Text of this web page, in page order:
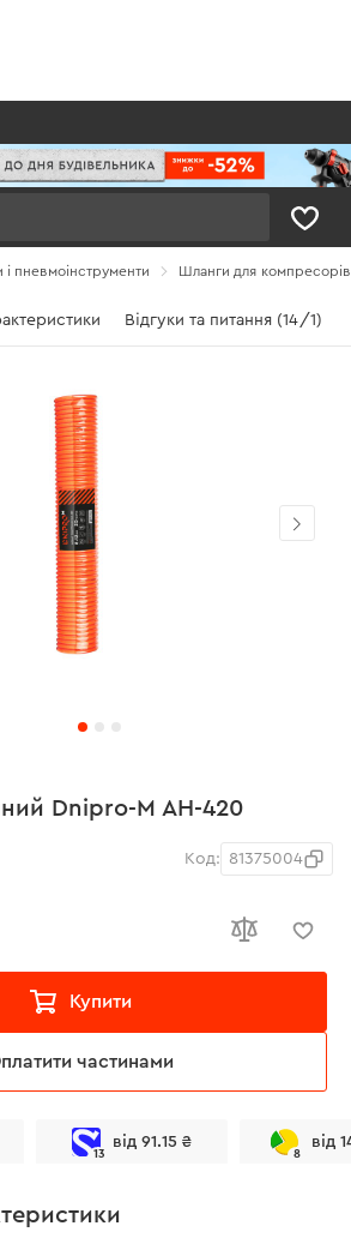
пневмоінструменти Шланги для компресорів
Відгуки та питання (14/1)
Dnipro-M AH-420
Код: 81375004
Купити
частинами
13
від 91.15 ₴
8
від